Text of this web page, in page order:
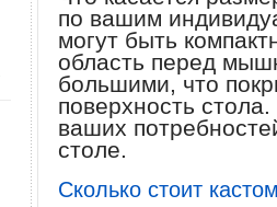
по вашим
могут быть
область перед
большими, что
поверхность
ваших
столе.
Сколько стоит